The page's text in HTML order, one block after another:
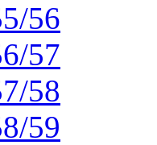
56
57
58
59